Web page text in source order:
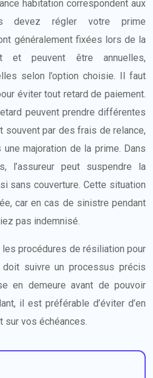
habitation correspondent aux
devez régler votre prime
généralement fixées lors de la
et peuvent être annuelles,
selon l’option choisie. Il faut
éviter tout retard de paiement.
peuvent prendre différentes
souvent par des frais de relance,
majoration de la prime. Dans
l’assureur peut suspendre la
sans couverture. Cette situation
car en cas de sinistre pendant
pas indemnisé.
procédures de résiliation pour
doit suivre un processus précis
en demeure avant de pouvoir
il est préférable d’éviter d’en
sur vos échéances.